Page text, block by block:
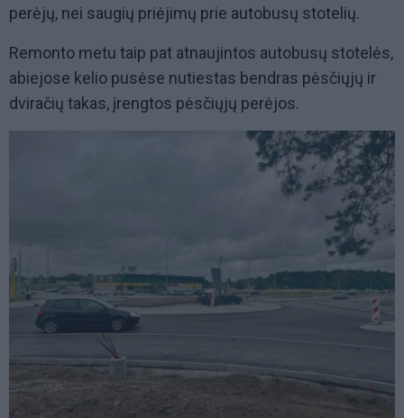
perėjų, nei saugių priėjimų prie autobusų stotelių.
Remonto metu taip pat atnaujintos autobusų stotelės,
abiejose kelio pusėse nutiestas bendras pėsčiųjų ir
dviračių takas, įrengtos pėsčiųjų perėjos.